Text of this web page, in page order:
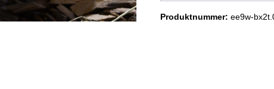
Produktnummer: ee9w-